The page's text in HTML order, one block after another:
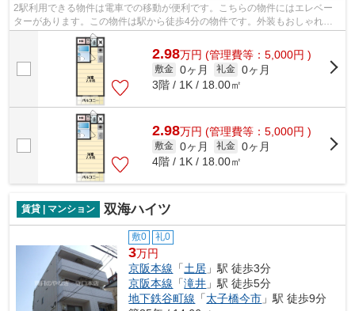
2駅利用できる物件は電車での移動が便利です。こちらの物件にはエレベー
ターがあります。この物件は駅から徒歩4分の物件です。外装もおしゃれで
快適な生活をおくることができるマンシ...
2.98万円 (管理費等：5,000円 )
敷金 0ヶ月 礼金 0ヶ月
3階 / 1K / 18.00㎡
2.98万円 (管理費等：5,000円 )
敷金 0ヶ月 礼金 0ヶ月
4階 / 1K / 18.00㎡
賃貸 | マンション 双海ハイツ
敷0 礼0
3万円
京阪本線 「土居 」駅 徒歩3分
京阪本線 「滝井 」駅 徒歩5分
地下鉄谷町線 「太子橋今市 」駅 徒歩9分